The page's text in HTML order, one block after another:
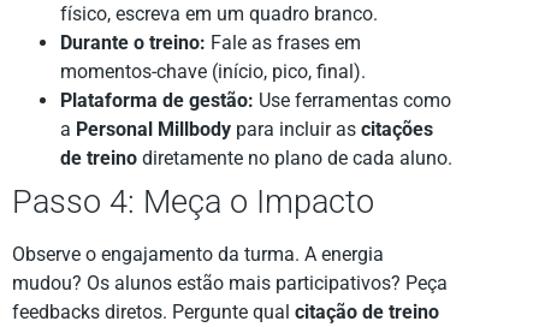
físico, escreva em um quadro branco.
Durante o treino: Fale as frases em
momentos-chave (início, pico, final).
Plataforma de gestão: Use ferramentas como
a Personal Millbody para incluir as citações
de treino diretamente no plano de cada aluno.
Passo 4: Meça o Impacto
Observe o engajamento da turma. A energia
mudou? Os alunos estão mais participativos? Peça
feedbacks diretos. Pergunte qual citação de treino